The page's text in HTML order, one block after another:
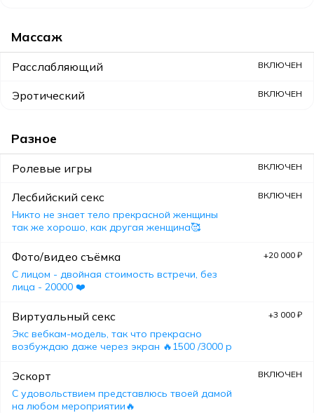
Массаж
Расслабляющий ВКЛЮЧЕН
Эротический ВКЛЮЧЕН
Разное
Ролевые игры ВКЛЮЧЕН
Лесбийский секс ВКЛЮЧЕН
Никто не знает тело прекрасной женщины
так же хорошо, как другая женщина🥰
Фото/видео съёмка +20 000 ₽
С лицом - двойная стоимость встречи, без
лица - 20000 ❤️
Виртуальный секс +3 000 ₽
Экс вебкам-модель, так что прекрасно
возбуждаю даже через экран 🔥1500 /3000 р
Эскорт ВКЛЮЧЕН
С удовольствием представлюсь твоей дамой
на любом мероприятии🔥